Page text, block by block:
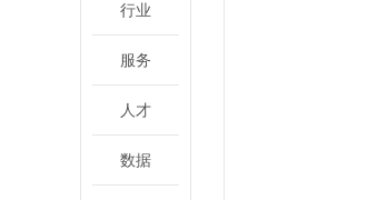
行业
服务
人才
数据